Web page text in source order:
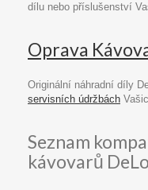
dílu nebo příslušenství
Oprava
Originální náhradní díly
servisních údržbách
Seznam
kávovarů